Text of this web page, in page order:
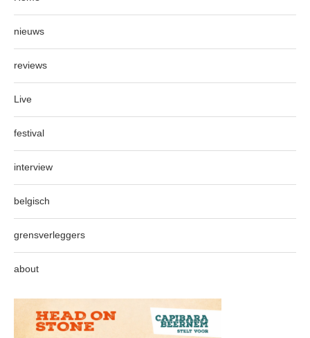
nieuws
reviews
Live
festival
interview
belgisch
grensverleggers
about